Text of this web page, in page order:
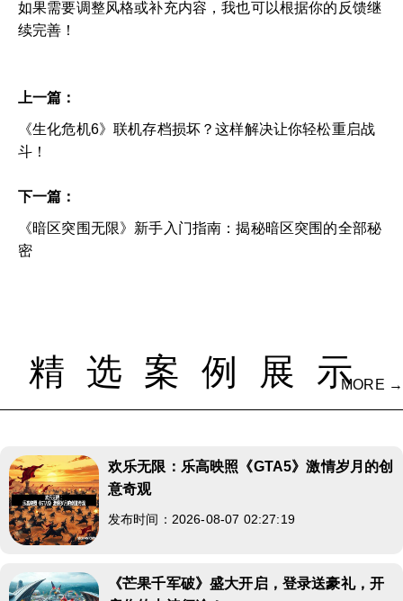
如果需要调整风格或补充内容，我也可以根据你的反馈继
续完善！
上一篇：
《生化危机6》联机存档损坏？这样解决让你轻松重启战
斗！
下一篇：
《暗区突围无限》新手入门指南：揭秘暗区突围的全部秘
密
精选案例展示MORE →
欢乐无限：乐高映照《GTA5》激情岁月的创
意奇观
发布时间：2026-08-07 02:27:19
《芒果千军破》盛大开启，登录送豪礼，开